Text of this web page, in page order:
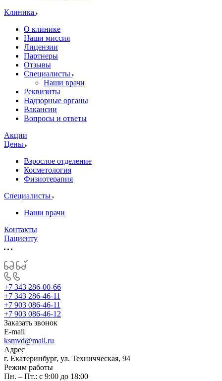
Клиника
О клинике
Наши миссия
Лицензии
Партнеры
Отзывы
Специалисты
Наши врачи
Реквизиты
Надзорные органы
Вакансии
Вопросы и ответы
Акции
Цены
Взрослое отделение
Косметология
Физиотерапия
Специалисты
Наши врачи
Контакты
Пациенту
+7 343 286-00-66
+7 343 286-46-11
+7 903 086-46-11
+7 903 086-46-12
Заказать звонок
E-mail
ksmvd@mail.ru
Адрес
г. Екатеринбург, ул. Техничческая, 94
Режим работы
Пн. – Пт.: с 9:00 до 18:00